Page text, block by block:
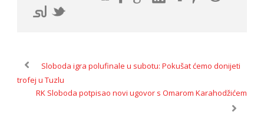
Sloboda igra polufinale u subotu: Pokušat ćemo donijeti
trofej u Tuzlu
RK Sloboda potpisao novi ugovor s Omarom Karahodžićem